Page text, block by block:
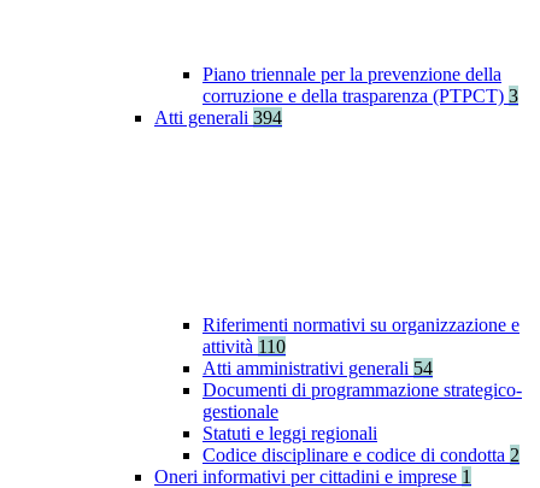
Piano triennale per la prevenzione della
corruzione e della trasparenza (PTPCT) 3
Atti generali 394
Riferimenti normativi su organizzazione e
attività 110
Atti amministrativi generali 54
Documenti di programmazione strategico-
gestionale
Statuti e leggi regionali
Codice disciplinare e codice di condotta 2
Oneri informativi per cittadini e imprese 1